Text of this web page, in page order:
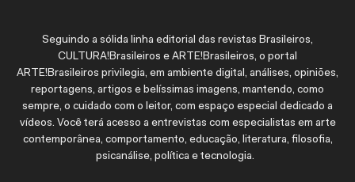
Seguindo a sólida linha editorial das revistas Brasileiros,
CULTURA!Brasileiros e ARTE!Brasileiros, o portal
ARTE!Brasileiros privilegia, em ambiente digital, análises, opiniões,
reportagens, artigos e belíssimas imagens, mantendo, como
sempre, o cuidado com o leitor, com espaço especial dedicado a
vídeos. Você terá acesso a entrevistas com especialistas em arte
contemporânea, comportamento, educação, literatura, filosofia,
psicanálise, política e tecnologia.